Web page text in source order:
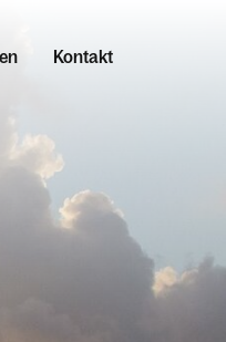
Kontakt